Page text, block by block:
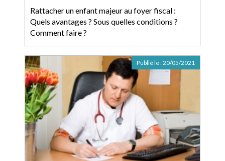
Rattacher un enfant majeur au foyer fiscal :
Quels avantages ? Sous quelles conditions ?
Comment faire ?
Publié le :20/05/2021